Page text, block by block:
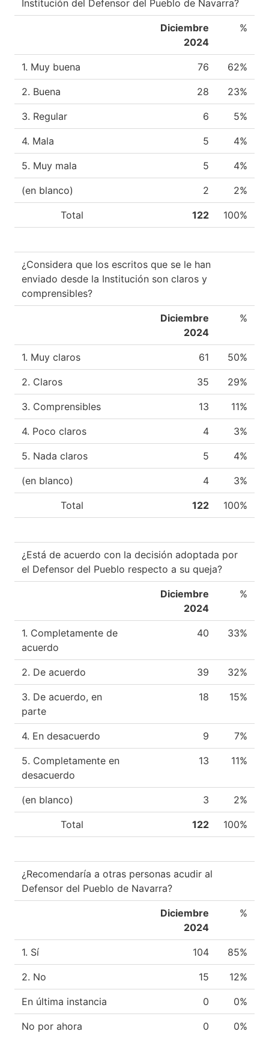
Institución del Defensor del Pueblo de Navarra?
Diciembre
2024
%
1. Muy buena 76 62%
2. Buena 28 23%
3. Regular 6 5%
4. Mala 5 4%
5. Muy mala 5 4%
(en blanco) 2 2%
Total 122 100%
¿Considera que los escritos que se le han
enviado desde la Institución son claros y
comprensibles?
Diciembre
2024
%
1. Muy claros 61 50%
2. Claros 35 29%
3. Comprensibles 13 11%
4. Poco claros 4 3%
5. Nada claros 5 4%
(en blanco) 4 3%
Total 122 100%
¿Está de acuerdo con la decisión adoptada por
el Defensor del Pueblo respecto a su queja?
Diciembre
2024
%
1. Completamente de
acuerdo
40 33%
2. De acuerdo 39 32%
3. De acuerdo, en
parte
18 15%
4. En desacuerdo 9 7%
5. Completamente en
desacuerdo
13 11%
(en blanco) 3 2%
Total 122 100%
¿Recomendaría a otras personas acudir al
Defensor del Pueblo de Navarra?
Diciembre
2024
%
1. Sí 104 85%
2. No 15 12%
En última instancia 0 0%
No por ahora 0 0%